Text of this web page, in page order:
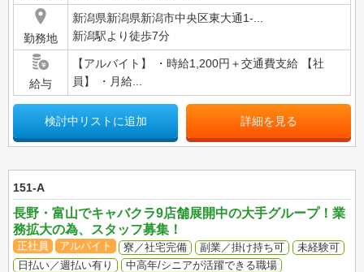
勤務地
新潟県新潟県新潟市中央区東大通1-...
新潟駅より徒歩7分
給与
【アルバイト】 ・時給1,200円＋交通費支給 【社
員】 ・月給...
検討中リストに追加 詳細を見る
151-A
長野・富山でキャバクラ9店舗展開中の大手グループ！業
務拡大の為、スタッフ募集！
正社員 アルバイト 寮／社宅完備 副業／掛け持ち可
未経験可
日払い／週払い有り
中高年/シニアが活躍できる職場